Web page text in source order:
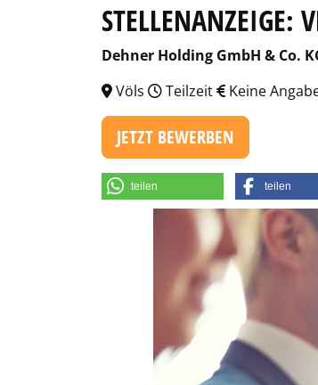
STELLENANZEIGE:
Dehner Holding GmbH & Co.
Völs
Teilzeit Keine
JETZT BEWERBEN
teilen teilen